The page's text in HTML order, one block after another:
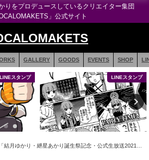
りをプロデュースしているクリエイター集団
」公式サイト
GALLERY GOODS EVENTS SHOP
LINEスタンプ LINEスタンプ
「結月ゆかり・紲星あかり誕生祭記念・公式生放送2021」